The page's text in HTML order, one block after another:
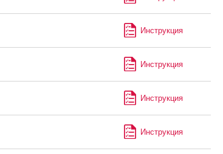
Инструкция
Инструкция
Инструкция
Инструкция